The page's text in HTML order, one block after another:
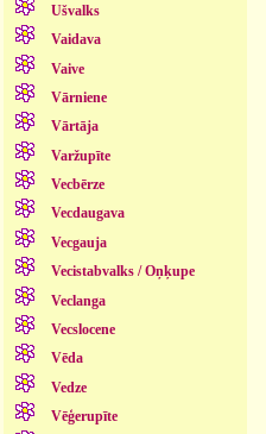
Ušvalks
Vaidava
Vaive
Vārniene
Vārtāja
Varžupīte
Vecbērze
Vecdaugava
Vecgauja
Vecistabvalks / Oņķupe
Veclanga
Vecslocene
Vēda
Vedze
Vēģerupīte